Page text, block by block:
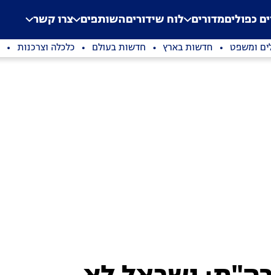
Application error: a
. כפוליםמדורים לוח שידוריםהשותפים צרו קשר
ומשפט חדשות בארץ חדשות בעולם כלכלה וצרכנות